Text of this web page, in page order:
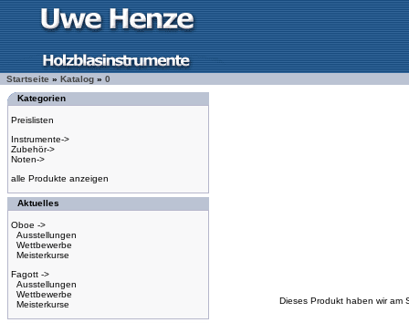
Startseite » Katalog » 0
Kategorien
Preislisten
Instrumente->
Zubehör->
Noten->
alle Produkte anzeigen
Aktuelles
Oboe ->
Ausstellungen
Wettbewerbe
Meisterkurse
Fagott ->
Ausstellungen
Wettbewerbe
Meisterkurse
Dieses Produkt haben wir am